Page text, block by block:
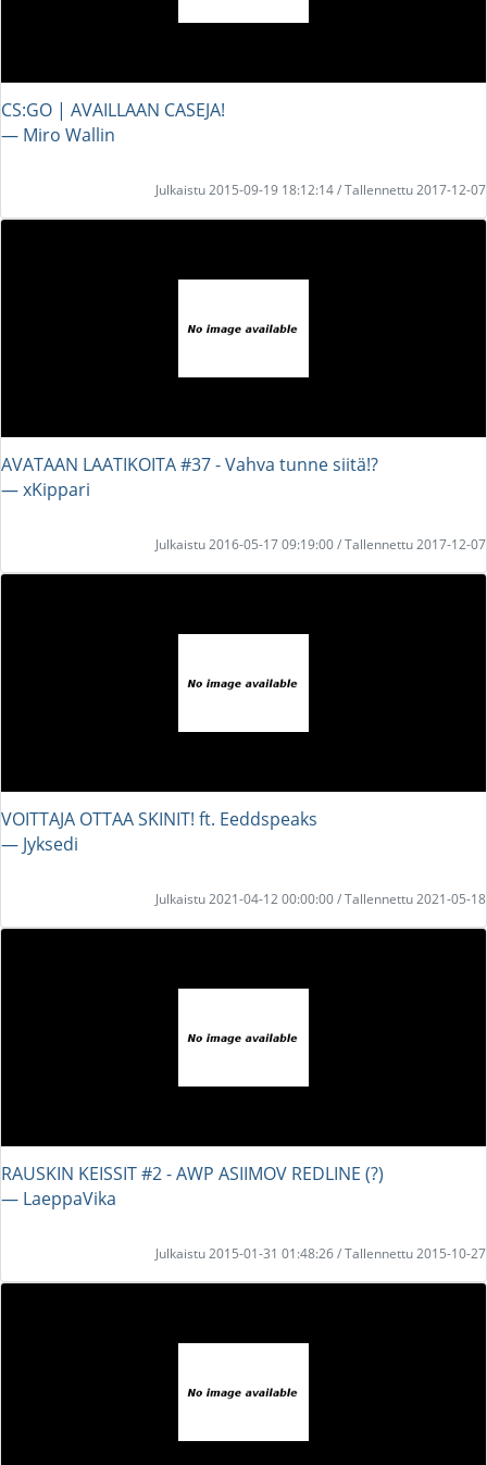
CS:GO | AVAILLAAN CASEJA!
― Miro Wallin
Julkaistu 2015-09-19 18:12:14 / Tallennettu 2017-12-07
AVATAAN LAATIKOITA #37 - Vahva tunne siitä!?
― xKippari
Julkaistu 2016-05-17 09:19:00 / Tallennettu 2017-12-07
VOITTAJA OTTAA SKINIT! ft. Eeddspeaks
― Jyksedi
Julkaistu 2021-04-12 00:00:00 / Tallennettu 2021-05-18
RAUSKIN KEISSIT #2 - AWP ASIIMOV REDLINE (?)
― LaeppaVika
Julkaistu 2015-01-31 01:48:26 / Tallennettu 2015-10-27